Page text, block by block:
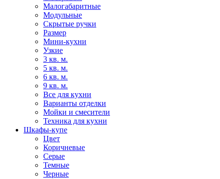
Малогабаритные
Модульные
Скрытые ручки
Размер
Мини-кухни
Узкие
3 кв. м.
5 кв. м.
6 кв. м.
9 кв. м.
Все для кухни
Варианты отделки
Мойки и смесители
Техника для кухни
Шкафы-купе
Цвет
Коричневые
Серые
Темные
Черные